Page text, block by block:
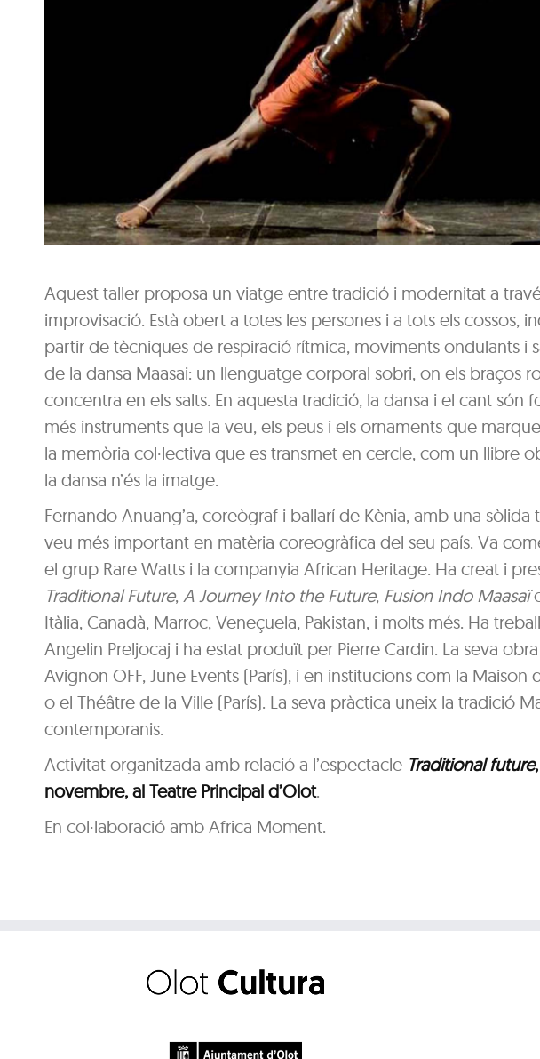
Aquest taller proposa un viatge entre tradició i modernitat a
improvisació. Està obert a totes les persones i a tots els cossos,
partir de tècniques de respiració rítmica, moviments ondulants i
de la dansa Maasai: un llenguatge corporal sobri, on els braços
concentra en els salts. En aquesta tradició, la dansa i el cant
més instruments que la veu, els peus i els ornaments que
la memòria col·lectiva que es transmet en cercle, com un llibre
la dansa n’és la imatge.
Fernando Anuang’a, coreògraf i ballarí de Kènia, amb una
veu més important en matèria coreogràfica del seu país. Va
el grup Rare Watts i la companyia African Heritage. Ha creat i
Traditional Future, A Journey Into the Future, Fusion Indo Maasaï
Itàlia, Canadà, Marroc, Veneçuela, Pakistan, i molts més. Ha
Angelin Preljocaj i ha estat produït per Pierre Cardin. La seva
Avignon OFF, June Events (París), i en institucions com la
o el Théâtre de la Ville (París). La seva pràctica uneix la tradició
contemporanis.
Activitat organitzada amb relació a l’espectacle Traditional future
novembre, al Teatre Principal d’Olot.
En col·laboració amb Africa Moment.